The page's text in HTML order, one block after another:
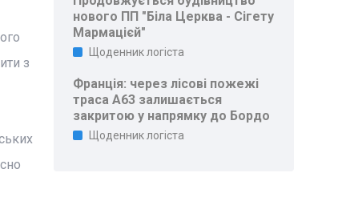
з
нового ПП "Біла Церква - Сігету
Мармацієй"
Щоденник логіста
Франція: через лісові пожежі
траса A63 залишається
закритою у напрямку до Бордо
Щоденник логіста